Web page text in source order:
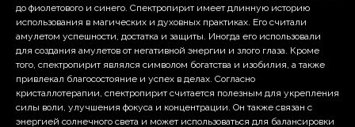
до фиолетового и синего. Спектропирит имеет длинную историю
использования в магических и духовных практиках. Его считали
амулетом успешности, достатка и защиты. Иногда его использовали
для создания амулетов от негативной энергии и злого глаза. Кроме
того, спектропирит являлся символом богатства и изобилия, а также
привлекал благосостояние и успех в делах. Согласно
кристаллотерапии, спектропирит считается полезным для укрепления
силы воли, улучшения фокуса и концентрации. Он также связан с
энергией солнечного света и может использоваться для балансировки